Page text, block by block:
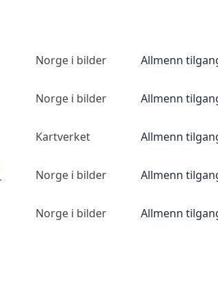
Norge i bilder Allmenn
Norge i bilder Allmenn
Kartverket Allmenn
Norge i bilder Allmenn
Norge i bilder Allmenn